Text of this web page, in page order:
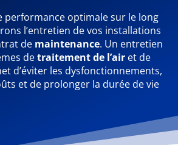
performance optimale sur le long
l’entretien de vos installations
de maintenance. Un entretien
detraitement de l’air et de
d’éviter les dysfonctionnements,
et de prolonger la durée de vie